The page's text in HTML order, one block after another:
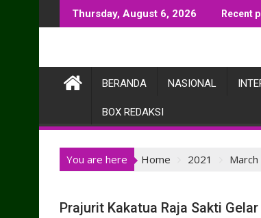
to
Thursday, August 6, 2026 Recent
BERANDA NASIONAL
BOX REDAKSI
You are here Home 2021 March
Prajurit Kakatua Raja Sakti